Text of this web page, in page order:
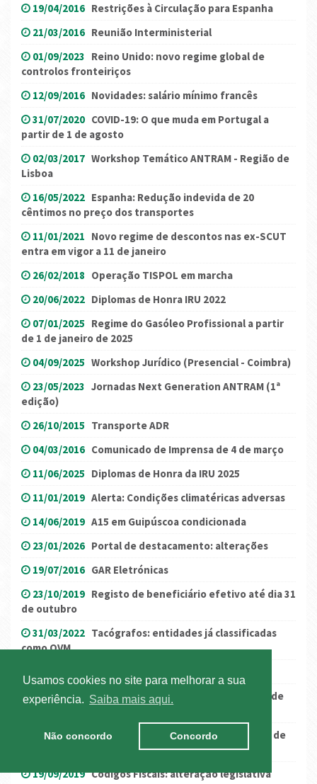
Usamos cookies no site para melhorar a sua
experiência.
Saiba mais aqui.
Não concordo Concordo
19/04/2016 Restrições à Circulação para Espanha
21/03/2016 Reunião Interministerial
01/09/2023 Reino Unido: novo regime global de
controlos fronteiriços
12/09/2016 Novidades: salário mínimo francês
31/07/2020 COVID-19: O que muda em Portugal a
partir de 1 de agosto
02/03/2017 Workshop Temático ANTRAM - Região de
Lisboa
16/05/2022 Espanha: Redução indevida de 20
cêntimos no preço dos transportes
11/01/2021 Novo regime de descontos nas ex-SCUT
entra em vigor a 11 de janeiro
26/02/2018 Operação TISPOL em marcha
20/06/2022 Diplomas de Honra IRU 2022
07/01/2025 Regime do Gasóleo Profissional a partir
de 1 de janeiro de 2025
04/09/2025 Workshop Jurídico (Presencial - Coimbra)
23/05/2023 Jornadas Next Generation ANTRAM (1ª
edição)
26/10/2015 Transporte ADR
04/03/2016 Comunicado de Imprensa de 4 de março
11/06/2025 Diplomas de Honra da IRU 2025
11/01/2019 Alerta: Condições climatéricas adversas
14/06/2019 A15 em Guipúscoa condicionada
23/01/2026 Portal de destacamento: alterações
19/07/2016 GAR Eletrónicas
23/10/2019 Registo de beneficiário efetivo até dia 31
de outubro
31/03/2022 Tacógrafos: entidades já classificadas
como OVM
14/01/2022
Veículos ligeiros: novas modalidades de
05/05/2016 Greve nos portos prolonga-se até 16 de
19/09/2019 Códigos Fiscais: alteração legislativa